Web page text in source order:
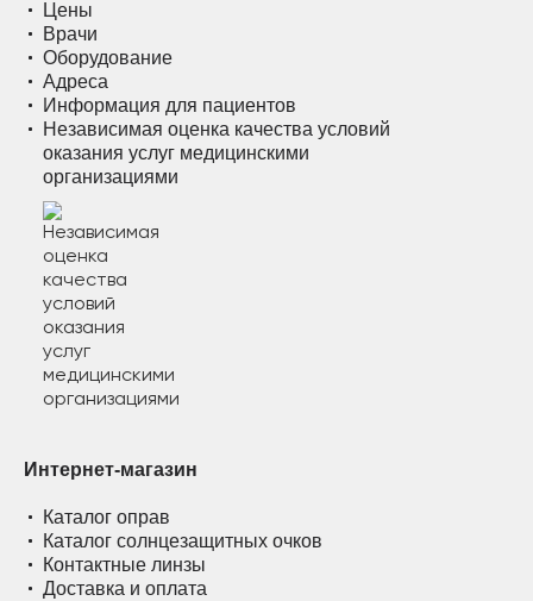
Цены
Врачи
Оборудование
Адреса
Информация для пациентов
Независимая оценка качества условий
оказания услуг медицинскими
организациями
Интернет-магазин
Каталог оправ
Каталог солнцезащитных очков
Контактные линзы
Доставка и оплата